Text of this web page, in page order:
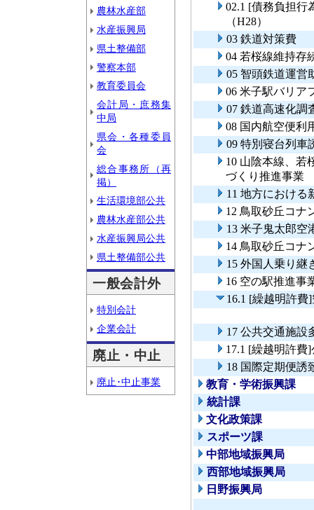
農林水産部
水産振興局
県土整備部
警察本部
教育委員会
会計局・庶務集
中局
県会・各種委員
会
総合事務所（再
掲）
生活環境部公共
農林水産部公共
水産振興局公共
県土整備部公共
一般会計外
特別会計
企業会計
廃止・中止
廃止･中止事業
02.1 [債務負担行
（H28）
03 鉄道対策費
04 若桜線維持存
05 智頭鉄道運営
06 米子駅バリア
07 鉄道高速化調
08 国内航空便利
09 特別寝台列
10 山陰本線、若
づくり推進事
11 地方における
12 鳥取砂丘コナ
13 米子鬼太郎空
14 鳥取砂丘コナ
15 外国人乗り継
16 空の駅推進事
16.1 [繰越明許費
17 公共交通施設
17.1 [繰越明許費
18 国際定期便誘
教育・学術振興課
統計課
文化政策課
スポーツ課
中部地域振興局
西部地域振興局
日野振興局